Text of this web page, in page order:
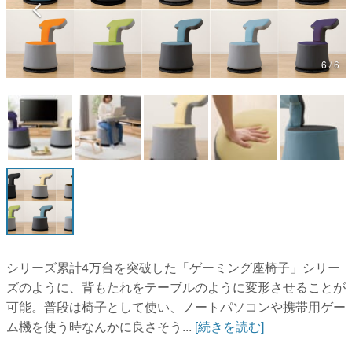
アプリレビュー
その他
電ファミニコゲーマーとは？
運営：株式会社マレ
6 / 6
シリーズ累計4万台を突破した「ゲーミング座椅子」シリー
ズのように、背もたれをテーブルのように変形させることが
可能。普段は椅子として使い、ノートパソコンや携帯用ゲー
ム機を使う時なんかに良さそう... [続きを読む]